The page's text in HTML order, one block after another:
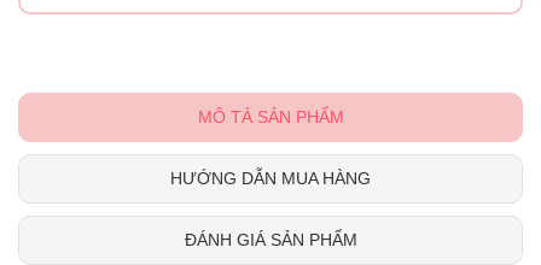
MÔ TẢ SẢN PHẨM
HƯỚNG DẪN MUA HÀNG
ĐÁNH GIÁ SẢN PHẨM